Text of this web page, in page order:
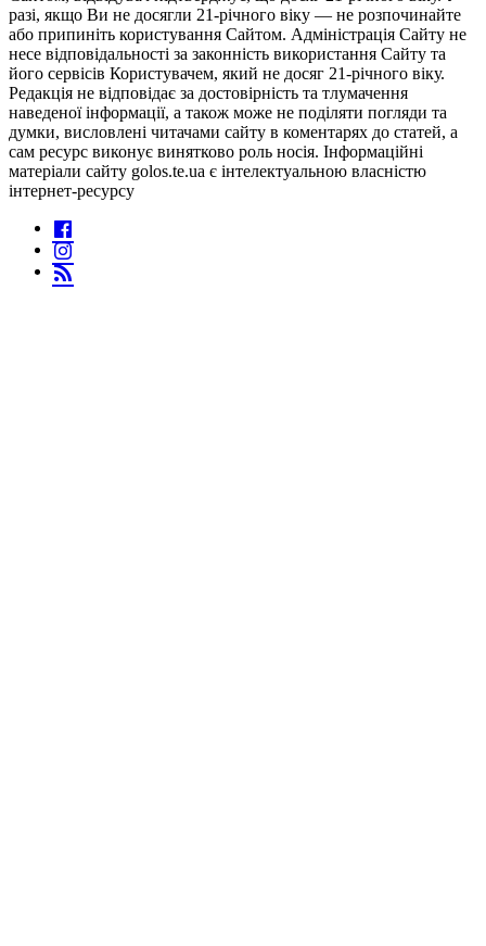
разі, якщо Ви не досягли 21-річного віку — не розпочинайте
або припиніть користування Сайтом. Адміністрація Сайту не
несе відповідальності за законність використання Сайту та
його сервісів Користувачем, який не досяг 21-річного віку.
Редакція не відповідає за достовірність та тлумачення
наведеної інформації, а також може не поділяти погляди та
думки, висловлені читачами сайту в коментарях до статей, а
сам ресурс виконує винятково роль носія. Інформаційні
матеріали сайту golos.te.ua є інтелектуальною власністю
інтернет-ресурсу